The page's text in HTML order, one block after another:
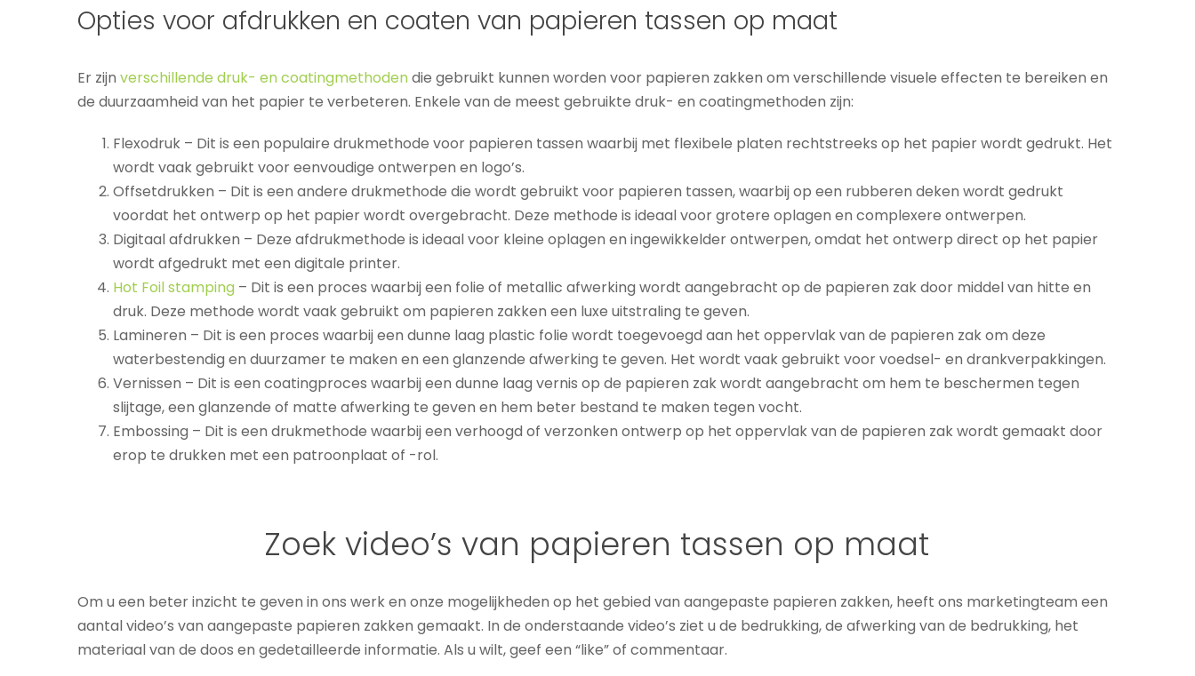
Opties voor afdrukken en coaten van papieren tassen op maat
Er zijn verschillende druk- en coatingmethodendie gebruikt kunnen worden voor papieren zakken om verschillende visuele effecten te bereiken en
de duurzaamheid van het papier te verbeteren. Enkele van de meest gebruikte druk- en coatingmethoden zijn:
Flexodruk – Dit is een populaire drukmethode voor papieren tassen waarbij met flexibele platen rechtstreeks op het papier wordt gedrukt. Het
wordt vaak gebruikt voor eenvoudige ontwerpen en logo’s.
Offsetdrukken – Dit is een andere drukmethode die wordt gebruikt voor papieren tassen, waarbij op een rubberen deken wordt gedrukt
voordat het ontwerp op het papier wordt overgebracht. Deze methode is ideaal voor grotere oplagen en complexere ontwerpen.
Digitaal afdrukken – Deze afdrukmethode is ideaal voor kleine oplagen en ingewikkelder ontwerpen, omdat het ontwerp direct op het papier
wordt afgedrukt met een digitale printer.
Hot Foil stamping– Dit is een proces waarbij een folie of metallic afwerking wordt aangebracht op de papieren zak door middel van hitte en
druk. Deze methode wordt vaak gebruikt om papieren zakken een luxe uitstraling te geven.
Lamineren – Dit is een proces waarbij een dunne laag plastic folie wordt toegevoegd aan het oppervlak van de papieren zak om deze
waterbestendig en duurzamer te maken en een glanzende afwerking te geven. Het wordt vaak gebruikt voor voedsel- en drankverpakkingen.
Vernissen – Dit is een coatingproces waarbij een dunne laag vernis op de papieren zak wordt aangebracht om hem te beschermen tegen
slijtage, een glanzende of matte afwerking te geven en hem beter bestand te maken tegen vocht.
Embossing – Dit is een drukmethode waarbij een verhoogd of verzonken ontwerp op het oppervlak van de papieren zak wordt gemaakt door
erop te drukken met een patroonplaat of -rol.
Zoek video’s van papieren tassen op maat
Om u een beter inzicht te geven in ons werk en onze mogelijkheden op het gebied van aangepaste papieren zakken, heeft ons marketingteam een
aantal video’s van aangepaste papieren zakken gemaakt. In de onderstaande video’s ziet u de bedrukking, de afwerking van de bedrukking, het
materiaal van de doos en gedetailleerde informatie. Als u wilt, geef een “like” of commentaar.